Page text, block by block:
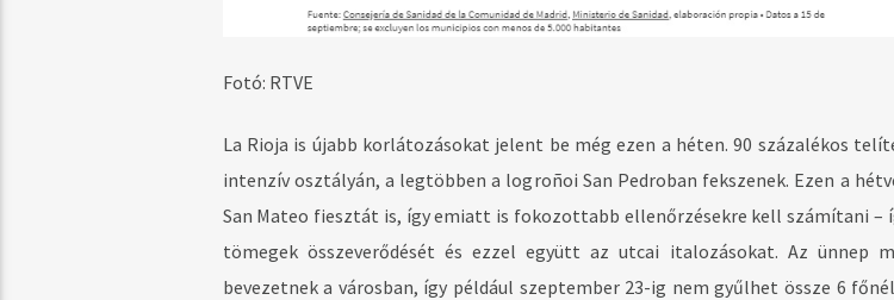
Fotó: RTVE
La Rioja is újabb korlátozásokat jelent be még ezen a héten. 90 százalékos
intenzív osztályán, a legtöbben a logroñoi San Pedroban fekszenek. Ezen a
San Mateo fiesztát is, így emiatt is fokozottabb ellenőrzésekre kell számítani –
tömegek összeverődését és ezzel együtt az utcai italozásokat. Az ünnep
bevezetnek a városban, így például szeptember 23-ig nem gyűlhet össze 6